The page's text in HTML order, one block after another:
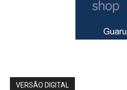
VERSÃO DIGITAL